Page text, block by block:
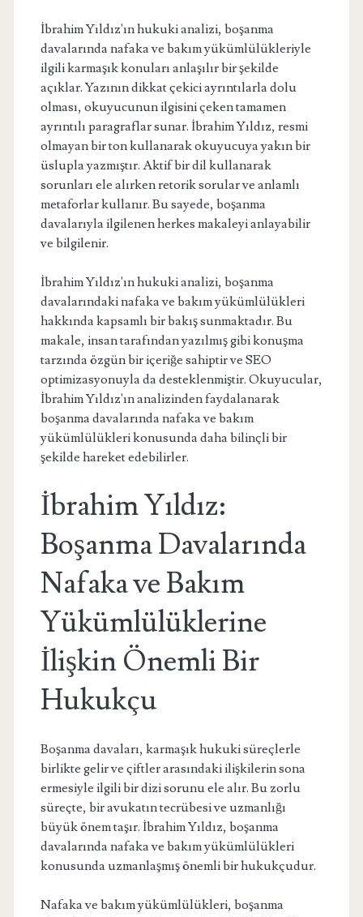
İbrahim Yıldız'ın hukuki analizi, boşanma
davalarında nafaka ve bakım yükümlülükleriyle
ilgili karmaşık konuları anlaşılır bir şekilde
açıklar. Yazının dikkat çekici ayrıntılarla dolu
olması, okuyucunun ilgisini çeken tamamen
ayrıntılı paragraflar sunar. İbrahim Yıldız, resmi
olmayan bir ton kullanarak okuyucuya yakın bir
üslupla yazmıştır. Aktif bir dil kullanarak
sorunları ele alırken retorik sorular ve anlamlı
metaforlar kullanır. Bu sayede, boşanma
davalarıyla ilgilenen herkes makaleyi anlayabilir
ve bilgilenir.
İbrahim Yıldız'ın hukuki analizi, boşanma
davalarındaki nafaka ve bakım yükümlülükleri
hakkında kapsamlı bir bakış sunmaktadır. Bu
makale, insan tarafından yazılmış gibi konuşma
tarzında özgün bir içeriğe sahiptir ve SEO
optimizasyonuyla da desteklenmiştir. Okuyucular,
İbrahim Yıldız'ın analizinden faydalanarak
boşanma davalarında nafaka ve bakım
yükümlülükleri konusunda daha bilinçli bir
şekilde hareket edebilirler.
İbrahim Yıldız:
Boşanma Davalarında
Nafaka ve Bakım
Yükümlülüklerine
İlişkin Önemli Bir
Hukukçu
Boşanma davaları, karmaşık hukuki süreçlerle
birlikte gelir ve çiftler arasındaki ilişkilerin sona
ermesiyle ilgili bir dizi sorunu ele alır. Bu zorlu
süreçte, bir avukatın tecrübesi ve uzmanlığı
büyük önem taşır. İbrahim Yıldız, boşanma
davalarında nafaka ve bakım yükümlülükleri
konusunda uzmanlaşmış önemli bir hukukçudur.
Nafaka ve bakım yükümlülükleri, boşanma